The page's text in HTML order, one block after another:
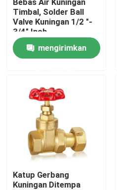
Kontrol kualitas
Hubungi kami
Berita
Permintaan Penawaran
Kuningan pengecoran
Meteran Air Kuningan
Bebas Air Kuningan
Timbal, Solder Ball
Valve Kuningan 1/2 "-
3/4" Inch
mengirimkan
Katup Gerbang
Kuningan Ditempa